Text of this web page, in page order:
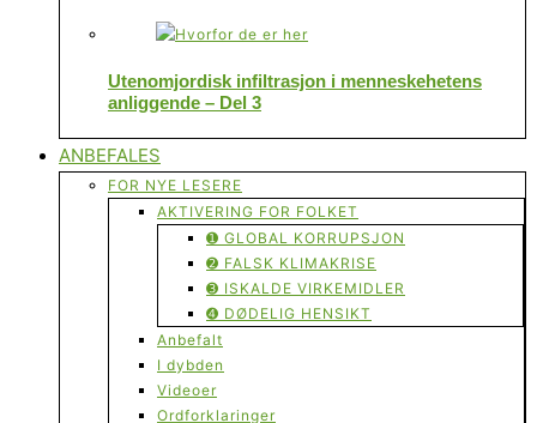
Utenomjordisk infiltrasjon i menneskehetens
anliggende – Del 3
ANBEFALES
FOR NYE LESERE
AKTIVERING FOR FOLKET
➊ GLOBAL KORRUPSJON
➋ FALSK KLIMAKRISE
➌ ISKALDE VIRKEMIDLER
➍ DØDELIG HENSIKT
Anbefalt
I dybden
Videoer
Ordforklaringer